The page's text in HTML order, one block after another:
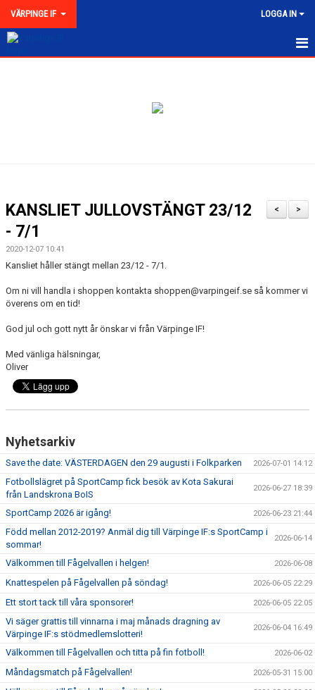
VÄRPINGE IF LOGGA IN
KLUBBKOLLEKTION
>
<
KANSLIET JULLOVSTÄNGT 23/12
- 7/1
2020-12-07 10:41
Kansliet håller stängt mellan 23/12 - 7/1.
Om ni vill handla i shoppen kontakta shoppen@varpingeif.se så kommer vi
överens om en tid!
God jul och gott nytt år önskar vi från Värpinge IF!
Med vänliga hälsningar,
Oliver
Nyhetsarkiv
Save the date: VÄSTERDAGEN den 29 augusti i Folkparken 2026-07-01 14:12
Fotbollslägret på SportCamp fick besök av Kota Sakurai
från Landskrona BoIS
2026-06-27 18:39
SportCamp 2026 är igång! 2026-06-23 21:44
Född mellan 2012-2019? Anmäl dig till Värpinge IF:s SportCamp i
sommar!
2026-06-14
Välkommen till Fågelvallen i helgen! 2026-06-08
Knattespelen på Fågelvallen på söndag! 2026-06-05 22:29
Ett stort tack till våra sponsorer! 2026-06-05 22:05
Vi säger grattis till vinnarna i maj månads dragning av
Värpinge IF:s stödmedlemslotteri!
2026-06-04 16:49
Välkommen till Fågelvallen och titta på fin fotboll! 2026-06-02
Måndagsmatch på Fågelvallen! 2026-05-31 15:00